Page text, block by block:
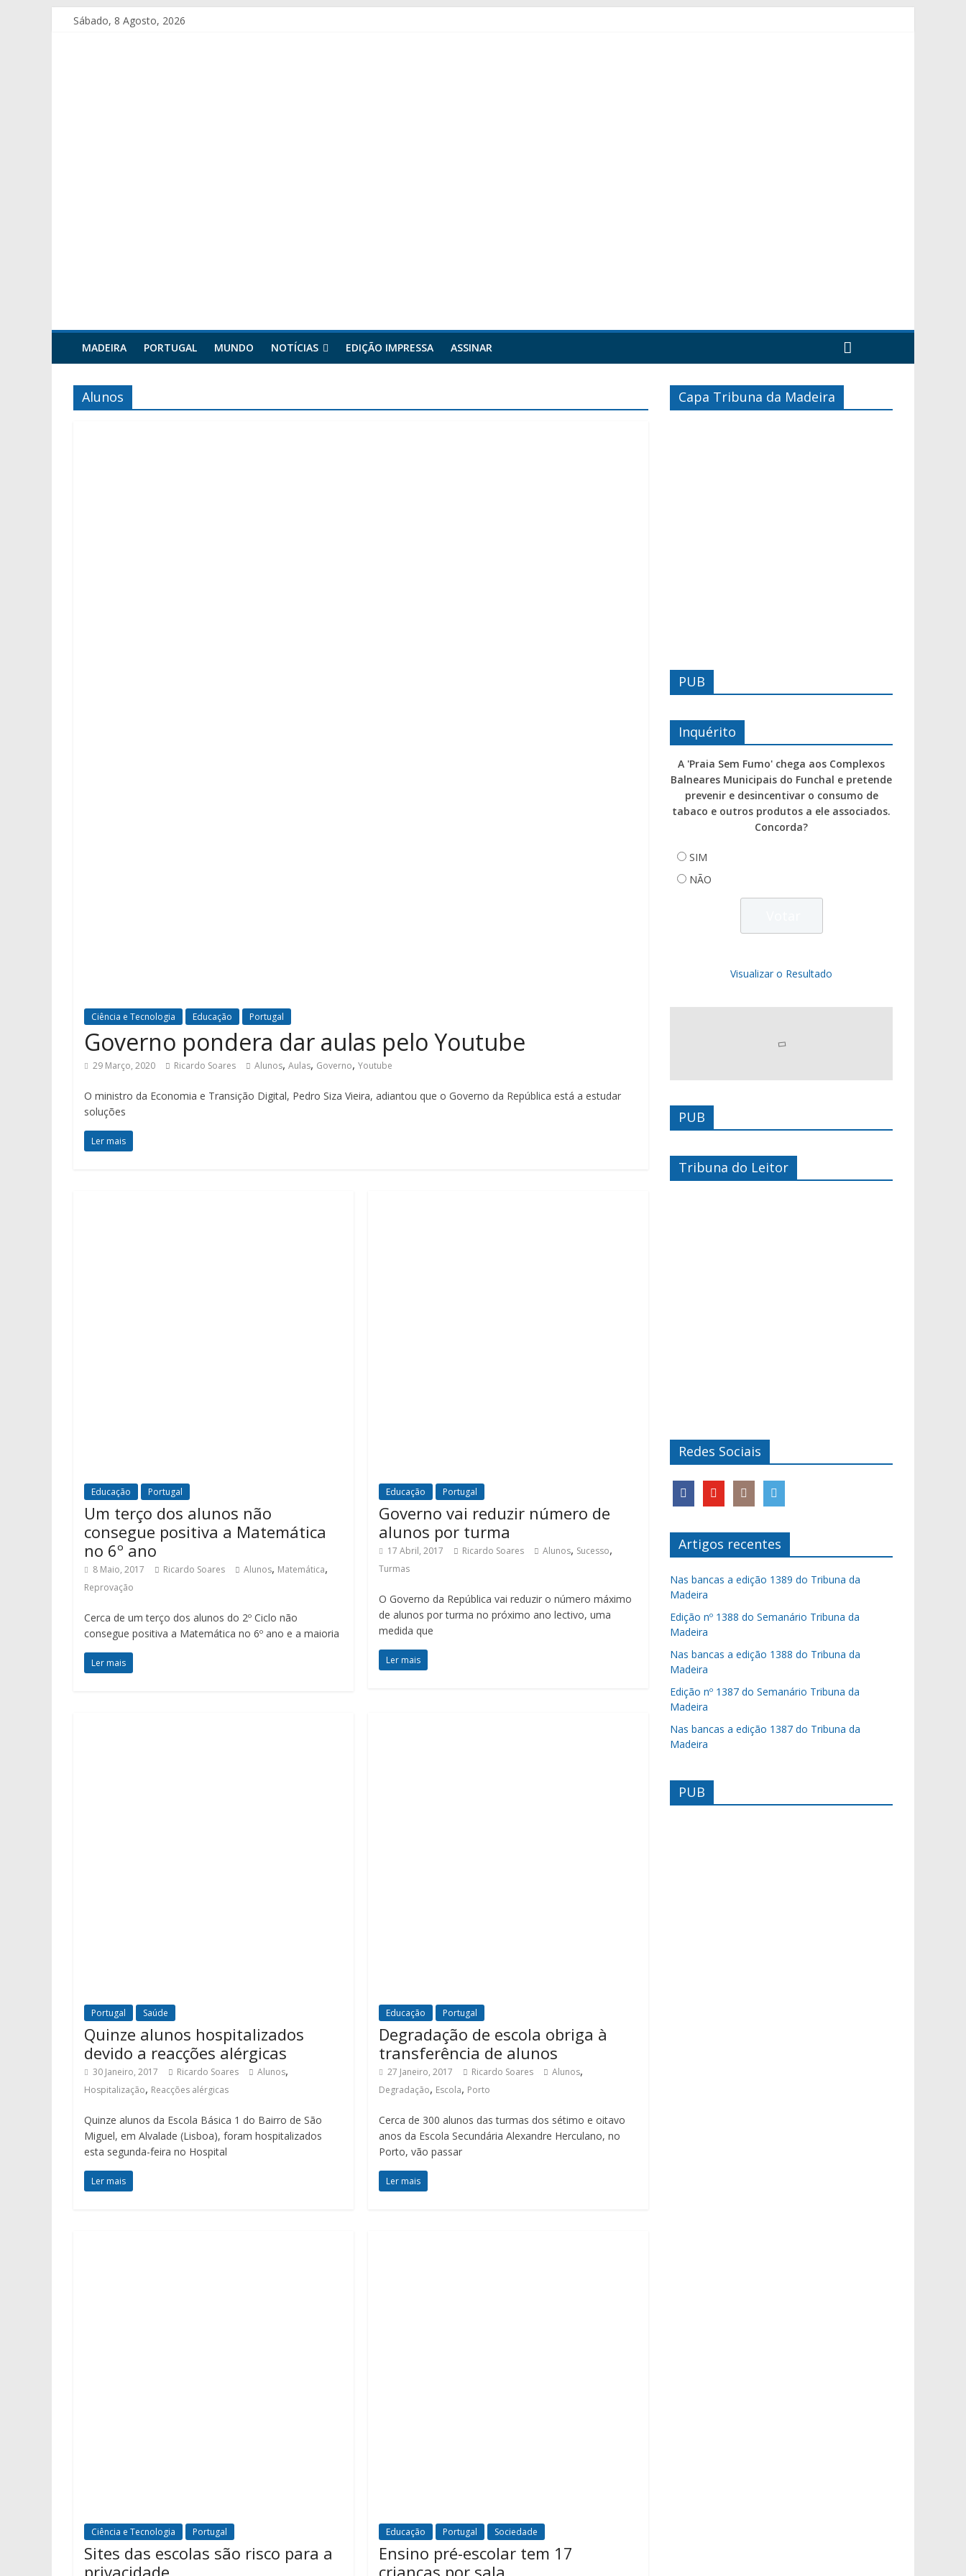
Sábado, 8 Agosto, 2026
MADEIRA PORTUGAL MUNDO NOTÍCIAS EDIÇÃO IMPRESSA ASSINAR
Alunos
Ciência e Tecnologia Educação Portugal
Governo pondera dar aulas pelo Youtube
29 Março, 2020 Ricardo Soares Alunos, Aulas, Governo, Youtube
O ministro da Economia e Transição Digital, Pedro Siza Vieira, adiantou que o Governo da República está a estudar
soluções
Ler mais
Educação Portugal
Um terço dos alunos não
consegue positiva a Matemática
no 6º ano
8 Maio, 2017 Ricardo Soares Alunos, Matemática,
Reprovação
Cerca de um terço dos alunos do 2º Ciclo não
consegue positiva a Matemática no 6º ano e a maioria
Ler mais
Educação Portugal
Governo vai reduzir número de
alunos por turma
17 Abril, 2017 Ricardo Soares Alunos, Sucesso,
Turmas
O Governo da República vai reduzir o número máximo
de alunos por turma no próximo ano lectivo, uma
medida que
Ler mais
Portugal Saúde
Quinze alunos hospitalizados
devido a reacções alérgicas
30 Janeiro, 2017 Ricardo Soares Alunos,
Hospitalização, Reacções alérgicas
Quinze alunos da Escola Básica 1 do Bairro de São
Miguel, em Alvalade (Lisboa), foram hospitalizados
esta segunda-feira no Hospital
Ler mais
Educação Portugal
Degradação de escola obriga à
transferência de alunos
27 Janeiro, 2017 Ricardo Soares Alunos,
Degradação, Escola, Porto
Cerca de 300 alunos das turmas dos sétimo e oitavo
anos da Escola Secundária Alexandre Herculano, no
Porto, vão passar
Ler mais
Ciência e Tecnologia Portugal
Sites das escolas são risco para a
privacidade
Educação Portugal Sociedade
Ensino pré-escolar tem 17
crianças por sala
Capa Tribuna da Madeira
PUB
Inquérito
A 'Praia Sem Fumo' chega aos Complexos
Balneares Municipais do Funchal e pretende
prevenir e desincentivar o consumo de
tabaco e outros produtos a ele associados.
Concorda?
SIM
NÃO
Visualizar o Resultado
PUB
Tribuna do Leitor
Redes Sociais
Artigos recentes
Nas bancas a edição 1389 do Tribuna da
Madeira
Edição nº 1388 do Semanário Tribuna da
Madeira
Nas bancas a edição 1388 do Tribuna da
Madeira
Edição nº 1387 do Semanário Tribuna da
Madeira
Nas bancas a edição 1387 do Tribuna da
Madeira
PUB